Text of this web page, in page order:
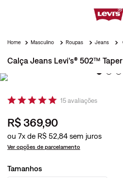
Masculino Roupas Jeans
Calça Jeans Levi's® 502™ Taper
15avaliações
R$ 369,90
ou 7x de R$ 52,84
Ver opções de parcelamento
Tamanhos